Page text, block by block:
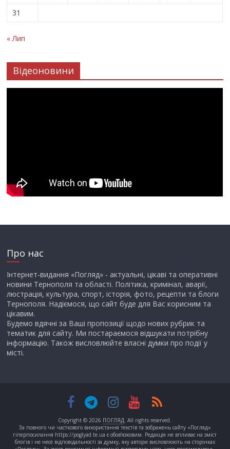
31
« Лип
Відеоновини
Про нас
Інтернет-видання «Погляд» - актуальні, цікаві та оперативні
новини Тернополя та області. Політика, кримінал, аварії,
люстрація, культура, спорт, історія, фото, рецепти та блоги
Тернополя. Надіємося, що сайт буде для Вас корисним та
цікавим.
Будемо вдячні за Ваші пропозиції щодо нових рубрик та
тематик для сайту. Ми постараємося відшукати потрібну
інформацію. Також висловлюйте власні думки про події у
місті.
Copyright © 2026 ПОГЛЯД. All rights reserved.
За повного чи часткового використання текстів та зображень сайту «Погляд»
гіперпосилання https://poglyad.te.ua є обов’язковим. Редакція не впливає на зміст
блогів і не несе відповідальності за думку, яку автори висловлюють на сторінках